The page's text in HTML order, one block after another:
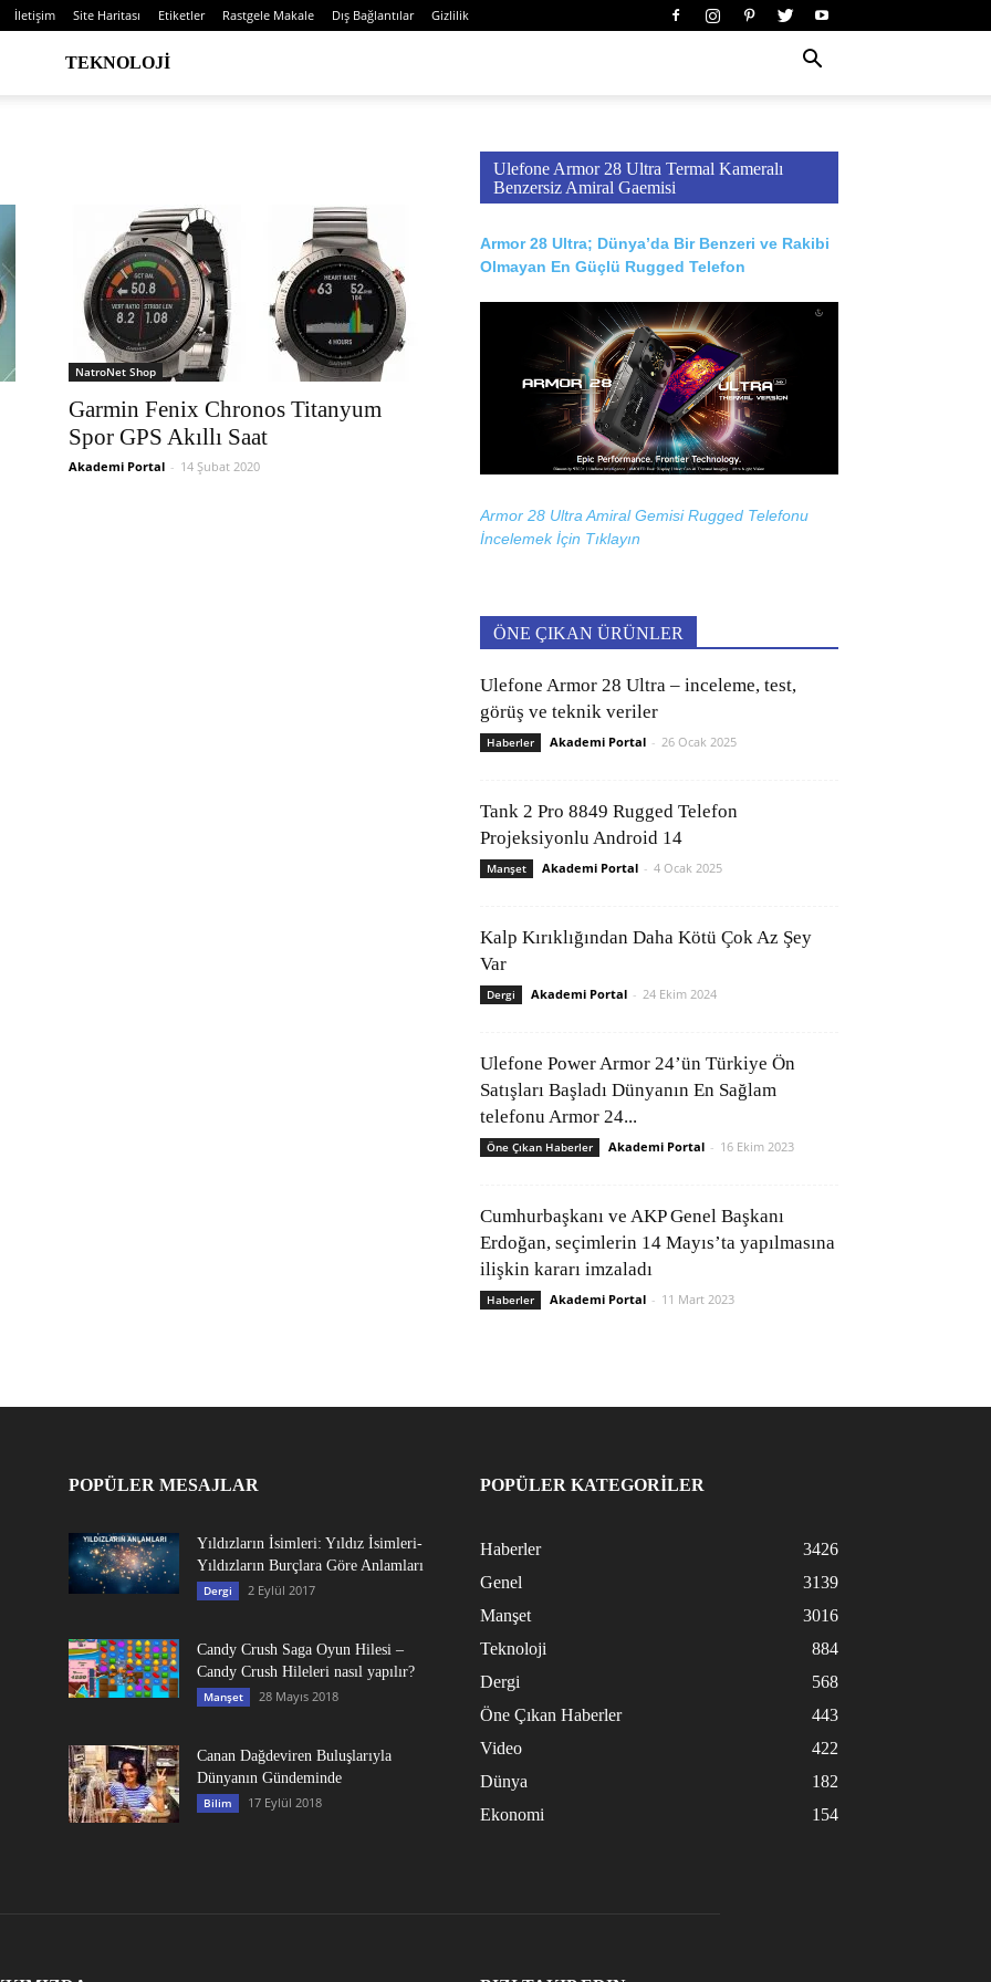
İletişim Site Haritası Etiketler Rastgele Makale Dış Bağlantılar Gizlilik
TEKNOLOJI
NatroNet Shop
Garmin Fenix ​​Chronos Titanyum
Spor GPS Akıllı Saat
Akademi Portal - 14 Şubat 2020
Ulefone Armor 28 Ultra Termal Kameralı
Benzersiz Amiral Gaemisi
Armor 28 Ultra; Dünya’da Bir Benzeri ve Rakibi
Olmayan En Güçlü Rugged Telefon
Armor 28 Ultra Amiral Gemisi Rugged Telefonu
İncelemek İçin Tıklayın
ÖNE ÇIKAN ÜRÜNLER
Ulefone Armor 28 Ultra – inceleme, test,
görüş ve teknik veriler
Haberler Akademi Portal - 26 Ocak 2025
Tank 2 Pro 8849 Rugged Telefon
Projeksiyonlu Android 14
Manşet Akademi Portal - 4 Ocak 2025
Kalp Kırıklığından Daha Kötü Çok Az Şey
Var
Dergi Akademi Portal - 24 Ekim 2024
Ulefone Power Armor 24’ün Türkiye Ön
Satışları Başladı Dünyanın En Sağlam
telefonu Armor 24...
Öne Çıkan Haberler Akademi Portal - 16 Ekim 2023
Cumhurbaşkanı ve AKP Genel Başkanı
Erdoğan, seçimlerin 14 Mayıs’ta yapılmasına
ilişkin kararı imzaladı
Haberler Akademi Portal - 11 Mart 2023
POPÜLER MESAJLAR
Yıldızların İsimleri: Yıldız İsimleri-
Yıldızların Burçlara Göre Anlamları
Dergi 2 Eylül 2017
Candy Crush Saga Oyun Hilesi –
Candy Crush Hileleri nasıl yapılır?
Manşet 28 Mayıs 2018
Canan Dağdeviren Buluşlarıyla
Dünyanın Gündeminde
Bilim 17 Eylül 2018
POPÜLER KATEGORİLER
Haberler
3426
Genel
3139
Manşet
3016
Teknoloji
884
Dergi
568
Öne Çıkan Haberler
443
Video
422
Dünya
182
Ekonomi
154